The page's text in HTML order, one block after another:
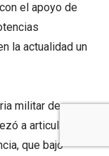
el apoyo de
la actualidad un
militar de
a articular un
que bajo